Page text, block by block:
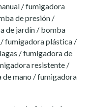
/ fumigadora
de presión /
de jardín / bomba
fumigadora plástica /
/ fumigadora de
resistente /
mano / fumigadora